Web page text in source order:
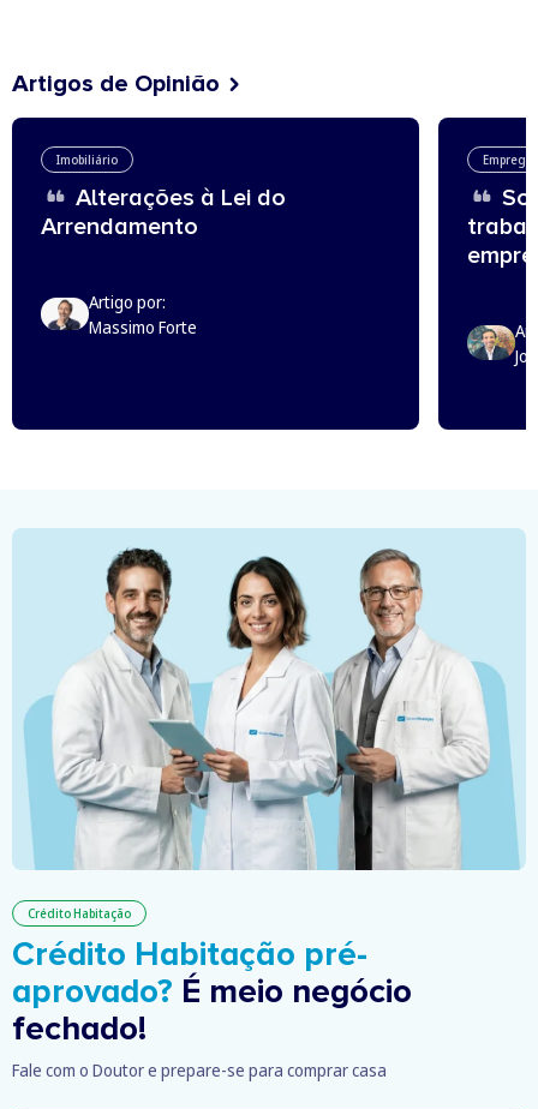
Artigos de Opinião
Imobiliário
Alterações à Lei do
Arrendamento
Artigo por:
Massimo Forte
Emprego
Crédito Habitação
Crédito Habitação pré-
aprovado? É meio negócio
fechado!
Fale com o Doutor e prepare-se para comprar casa